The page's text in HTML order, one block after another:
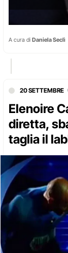
A cura di Daniela Seclì
20 SETTEMBRE
Elenoire
diretta,
taglia il